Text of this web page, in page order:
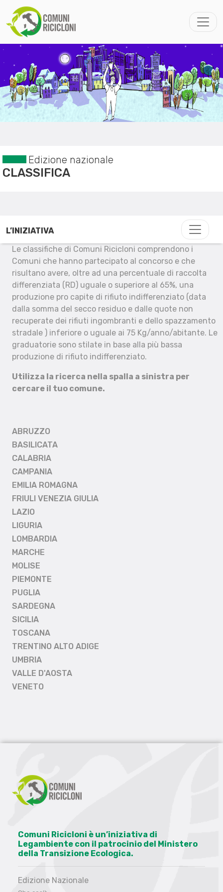
Edizione nazionale
CLASSIFICA
L’INIZIATIVA
Le classifiche di Comuni Ricicloni comprendono i
Comuni che hanno partecipato al concorso e che
risultano avere, oltre ad una percentuale di raccolta
differenziata (RD) uguale o superiore al 65%, una
produzione pro capite di rifiuto indifferenziato (data
dalla somma del secco residuo e dalle quote non
recuperate dei rifiuti ingombranti e dello spazzamento
stradale ) inferiore o uguale ai 75 Kg/anno/abitante. Le
graduatorie sono stilate in base alla più bassa
produzione di rifiuto indifferenziato.
Utilizza la ricerca nella spalla a sinistra per
cercare il tuo comune.
ABRUZZO
BASILICATA
CALABRIA
CAMPANIA
EMILIA ROMAGNA
FRIULI VENEZIA GIULIA
LAZIO
LIGURIA
LOMBARDIA
MARCHE
MOLISE
PIEMONTE
PUGLIA
SARDEGNA
SICILIA
TOSCANA
TRENTINO ALTO ADIGE
UMBRIA
VALLE D'AOSTA
VENETO
Comuni Ricicloni è un’iniziativa di
Legambiente con il patrocinio del Ministero
della Transizione Ecologica.
Edizione Nazionale